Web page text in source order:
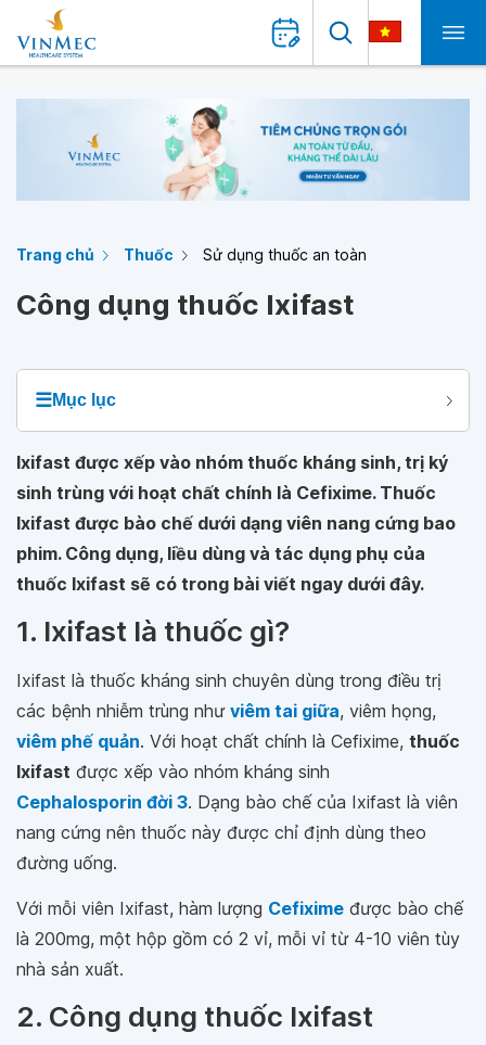
Trang chủ Thuốc Sử dụng thuốc an toàn
Công dụng thuốc Ixifast
☰Mục lục
Ixifast được xếp vào nhóm thuốc kháng sinh, trị ký
sinh trùng với hoạt chất chính là Cefixime. Thuốc
Ixifast được bào chế dưới dạng viên nang cứng bao
phim. Công dụng, liều dùng và tác dụng phụ của
thuốc Ixifast sẽ có trong bài viết ngay dưới đây.
1. Ixifast là thuốc gì?
Ixifast là thuốc kháng sinh chuyên dùng trong điều trị
các bệnh nhiễm trùng như viêm tai giữa, viêm họng,
viêm phế quản. Với hoạt chất chính là Cefixime, thuốc
Ixifast được xếp vào nhóm kháng sinh
Cephalosporin đời 3. Dạng bào chế của Ixifast là viên
nang cứng nên thuốc này được chỉ định dùng theo
đường uống.
Với mỗi viên Ixifast, hàm lượng Cefixime được bào chế
là 200mg, một hộp gồm có 2 vỉ, mỗi vỉ từ 4-10 viên tùy
nhà sản xuất.
2. Công dụng thuốc Ixifast